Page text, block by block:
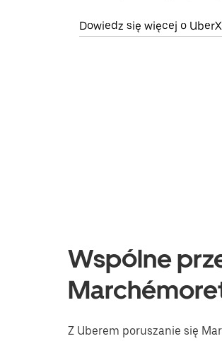
Dowiedz się więcej o
Wspólne
Z Uberem poruszanie się